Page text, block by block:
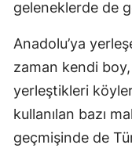
geleneklerde de
Anadolu’ya
zaman kendi
yerleştikleri
kullanılan bazı
geçmişinde de